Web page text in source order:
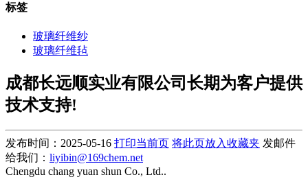
标签
玻璃纤维纱
玻璃纤维毡
成都长远顺实业有限公司长期为客户提供
技术支持!
发布时间：2025-05-16 打印当前页 将此页放入收藏夹 发邮件
给我们： liyibin@169chem.net
Chengdu chang yuan shun Co., Ltd..